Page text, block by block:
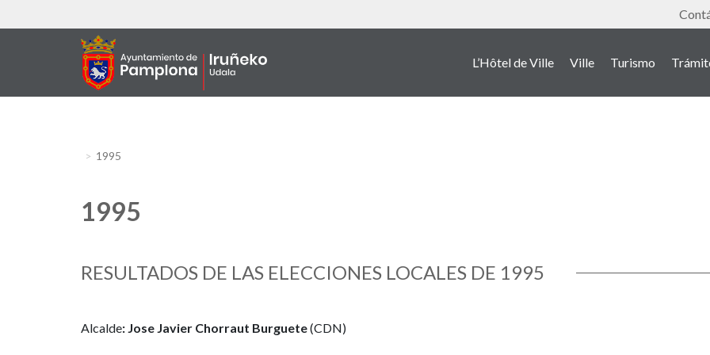
au
L’Hôtel de Ville Ville Turismo
1995
1995
RESULTADOS DE LAS ELECCIONES LOCALES DE 1995
Alcalde: Jose Javier Chorraut Burguete(CDN)